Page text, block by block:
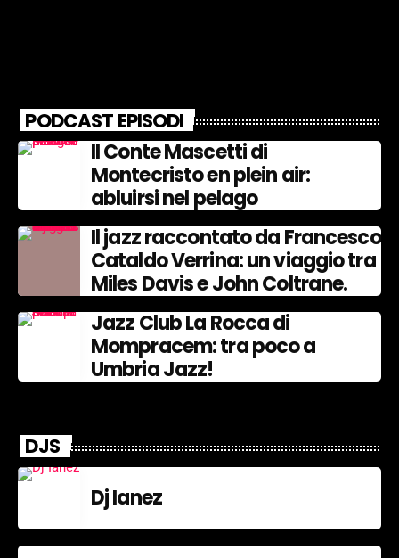
PODCAST EPISODI
Il Conte Mascetti di
Montecristo en plein air:
abluirsi nel pelago
Il jazz raccontato da Francesco
Cataldo Verrina: un viaggio tra
Miles Davis e John Coltrane.
Jazz Club La Rocca di
Mompracem: tra poco a
Umbria Jazz!
DJS
Dj Ianez